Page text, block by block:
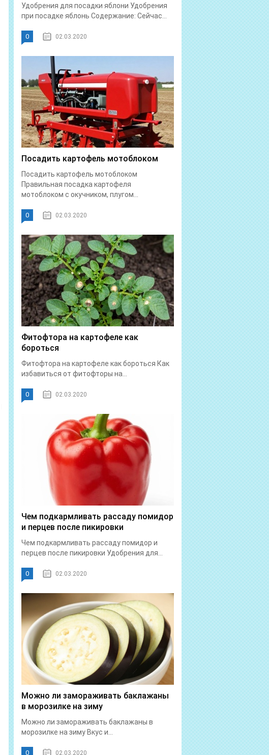
Удобрения для посадки яблони Удобрения
при посадке яблонь Содержание: Сейчас...
0 02.03.2020
Посадить картофель мотоблоком
Посадить картофель мотоблоком
Правильная посадка картофеля
мотоблоком с окучником, плугом...
0 02.03.2020
Фитофтора на картофеле как
бороться
Фитофтора на картофеле как бороться Как
избавиться от фитофторы на...
0 02.03.2020
Чем подкармливать рассаду помидор
и перцев после пикировки
Чем подкармливать рассаду помидор и
перцев после пикировки Удобрения для...
0 02.03.2020
Можно ли замораживать баклажаны
в морозилке на зиму
Можно ли замораживать баклажаны в
морозилке на зиму Вкус и...
0 02.03.2020